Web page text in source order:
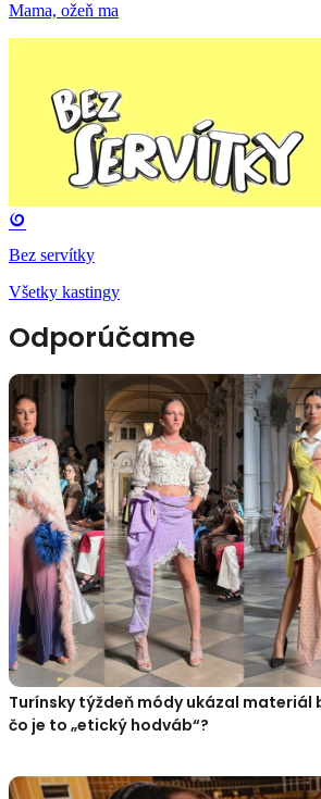
Mama, ožeň ma
Bez servítky
Všetky kastingy
Odporúčame
Turínsky týždeň módy ukázal materiál
čo je to „etický hodváb“?